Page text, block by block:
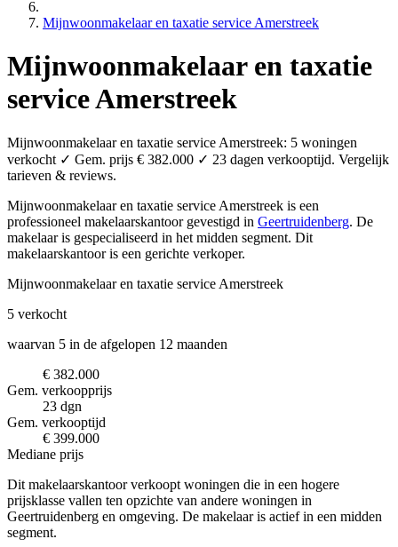
Mijnwoonmakelaar en taxatie service Amerstreek
Mijnwoonmakelaar en taxatie
service Amerstreek
Mijnwoonmakelaar en taxatie service Amerstreek: 5 woningen
verkocht ✓ Gem. prijs € 382.000 ✓ 23 dagen verkooptijd. Vergelijk
tarieven & reviews.
Mijnwoonmakelaar en taxatie service Amerstreek is een
professioneel makelaarskantoor gevestigd in Geertruidenberg. De
makelaar is gespecialiseerd in het midden segment. Dit
makelaarskantoor is een gerichte verkoper.
Mijnwoonmakelaar en taxatie service Amerstreek
5 verkocht
waarvan 5 in de afgelopen 12 maanden
€ 382.000
Gem. verkoopprijs
23 dgn
Gem. verkooptijd
€ 399.000
Mediane prijs
Dit makelaarskantoor verkoopt woningen die in een hogere
prijsklasse vallen ten opzichte van andere woningen in
Geertruidenberg en omgeving. De makelaar is actief in een midden
segment.